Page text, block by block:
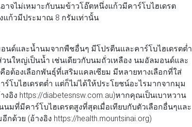
จไม่เหมาะกับนมข้าวโอ๊ตหนึ่งแก้วมีคาร์โบไฮเดรต
ก้วมีประมาณ 8 กรัมเท่านั้น
และน้ำนมจากพืชอื่นๆ มีโปรตีนและคาร์โบไฮเดรตต่ำ
นใหญ่เป็นน้ำ เช่นเดียวกับนมถั่วเหลือง นมอัลมอนด์และ
ต้องเลือกพันธุ์ที่เสริมแคลเซียม มีหลายทางเลือกที่ใส่
โบไฮเดรตต่ำ แต่ก็ไม่ได้ให้ประโยชน์อะไรมากจากมุม
อิง https://diabetesnsw.com.au)หากคุณเป็นเบาหวาน
มที่มีคาร์โบไฮเดรตสูงที่สุดเมื่อเทียบกับตัวเลือกอื่นๆและ
วย (อ้างอิง https://health.mountsinai.org)